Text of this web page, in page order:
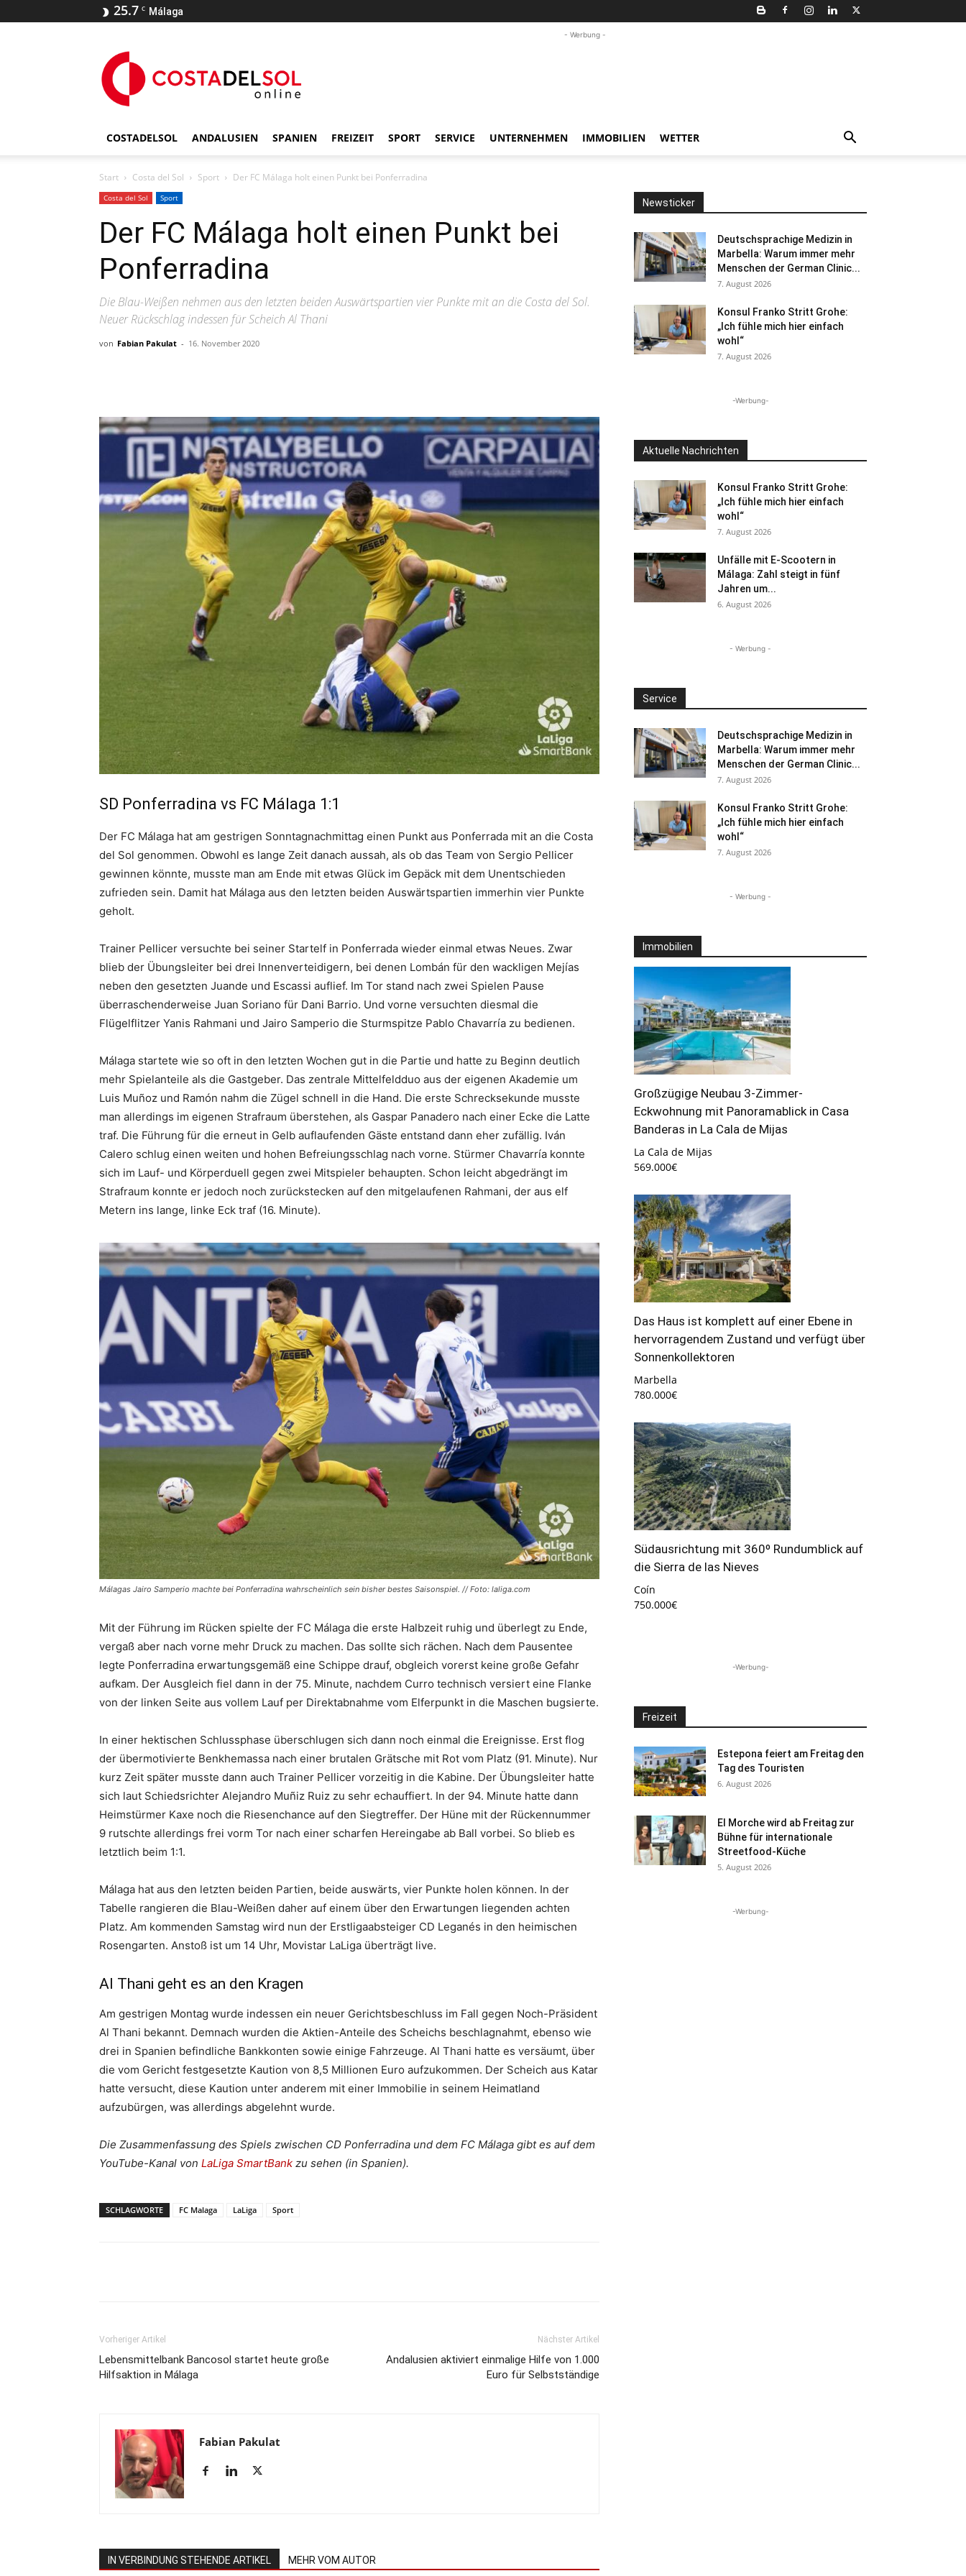
25.7 C Málaga
- Werbung -
COSTADELSOL ANDALUSIEN SPANIEN FREIZEIT SPORT SERVICE UNTERNEHMEN IMMOBILIEN WETTER
Start Costa del Sol Sport Der FC Málaga holt einen Punkt bei Ponferradina
Costa del Sol Sport
Der FC Málaga holt einen Punkt bei
Ponferradina
Die Blau-Weißen nehmen aus den letzten beiden Auswärtspartien vier Punkte mit an die Costa del Sol.
Neuer Rückschlag indessen für Scheich Al Thani
von Fabian Pakulat - 16. November 2020
SD Ponferradina vs FC Málaga 1:1
Der FC Málaga hat am gestrigen Sonntagnachmittag einen Punkt aus Ponferrada mit an die Costa
del Sol genommen. Obwohl es lange Zeit danach aussah, als ob das Team von Sergio Pellicer
gewinnen könnte, musste man am Ende mit etwas Glück im Gepäck mit dem Unentschieden
zufrieden sein. Damit hat Málaga aus den letzten beiden Auswärtspartien immerhin vier Punkte
geholt.
Trainer Pellicer versuchte bei seiner Startelf in Ponferrada wieder einmal etwas Neues. Zwar
blieb der Übungsleiter bei drei Innenverteidigern, bei denen Lombán für den wackligen Mejías
neben den gesetzten Juande und Escassi auflief. Im Tor stand nach zwei Spielen Pause
überraschenderweise Juan Soriano für Dani Barrio. Und vorne versuchten diesmal die
Flügelflitzer Yanis Rahmani und Jairo Samperio die Sturmspitze Pablo Chavarría zu bedienen.
Málaga startete wie so oft in den letzten Wochen gut in die Partie und hatte zu Beginn deutlich
mehr Spielanteile als die Gastgeber. Das zentrale Mittelfeldduo aus der eigenen Akademie um
Luis Muñoz und Ramón nahm die Zügel schnell in die Hand. Die erste Schrecksekunde musste
man allerdings im eigenen Strafraum überstehen, als Gaspar Panadero nach einer Ecke die Latte
traf. Die Führung für die erneut in Gelb auflaufenden Gäste entstand dann eher zufällig. Iván
Calero schlug einen weiten und hohen Befreiungsschlag nach vorne. Stürmer Chavarría konnte
sich im Lauf- und Körperduell gegen zwei Mitspieler behaupten. Schon leicht abgedrängt im
Strafraum konnte er jedoch noch zurückstecken auf den mitgelaufenen Rahmani, der aus elf
Metern ins lange, linke Eck traf (16. Minute).
Málagas Jairo Samperio machte bei Ponferradina wahrscheinlich sein bisher bestes Saisonspiel. // Foto: laliga.com
Mit der Führung im Rücken spielte der FC Málaga die erste Halbzeit ruhig und überlegt zu Ende,
vergaß aber nach vorne mehr Druck zu machen. Das sollte sich rächen. Nach dem Pausentee
legte Ponferradina erwartungsgemäß eine Schippe drauf, obgleich vorerst keine große Gefahr
aufkam. Der Ausgleich fiel dann in der 75. Minute, nachdem Curro technisch versiert eine Flanke
von der linken Seite aus vollem Lauf per Direktabnahme vom Elferpunkt in die Maschen bugsierte.
In einer hektischen Schlussphase überschlugen sich dann noch einmal die Ereignisse. Erst flog
der übermotivierte Benkhemassa nach einer brutalen Grätsche mit Rot vom Platz (91. Minute). Nur
kurz Zeit später musste dann auch Trainer Pellicer vorzeitig in die Kabine. Der Übungsleiter hatte
sich laut Schiedsrichter Alejandro Muñiz Ruiz zu sehr echauffiert. In der 94. Minute hatte dann
Heimstürmer Kaxe noch die Riesenchance auf den Siegtreffer. Der Hüne mit der Rückennummer
9 rutschte allerdings frei vorm Tor nach einer scharfen Hereingabe ab Ball vorbei. So blieb es
letztlich beim 1:1.
Málaga hat aus den letzten beiden Partien, beide auswärts, vier Punkte holen können. In der
Tabelle rangieren die Blau-Weißen daher auf einem über den Erwartungen liegenden achten
Platz. Am kommenden Samstag wird nun der Erstligaabsteiger CD Leganés in den heimischen
Rosengarten. Anstoß ist um 14 Uhr, Movistar LaLiga überträgt live.
Al Thani geht es an den Kragen
Am gestrigen Montag wurde indessen ein neuer Gerichtsbeschluss im Fall gegen Noch-Präsident
Al Thani bekannt. Demnach wurden die Aktien-Anteile des Scheichs beschlagnahmt, ebenso wie
drei in Spanien befindliche Bankkonten sowie einige Fahrzeuge. Al Thani hatte es versäumt, über
die vom Gericht festgesetzte Kaution von 8,5 Millionen Euro aufzukommen. Der Scheich aus Katar
hatte versucht, diese Kaution unter anderem mit einer Immobilie in seinem Heimatland
aufzubürgen, was allerdings abgelehnt wurde.
Die Zusammenfassung des Spiels zwischen CD Ponferradina und dem FC Málaga gibt es auf dem
YouTube-Kanal von LaLiga SmartBank zu sehen (in Spanien).
SCHLAGWORTE FC Malaga LaLiga Sport
Vorheriger Artikel
Lebensmittelbank Bancosol startet heute große
Hilfsaktion in Málaga
Nächster Artikel
Andalusien aktiviert einmalige Hilfe von 1.000
Euro für Selbstständige
Fabian Pakulat
IN VERBINDUNG STEHENDE ARTIKEL MEHR VOM AUTOR
Newsticker
Deutschsprachige Medizin in
Marbella: Warum immer mehr
Menschen der German Clinic...
7. August 2026
Konsul Franko Stritt Grohe:
„Ich fühle mich hier einfach
wohl“
7. August 2026
-Werbung-
Aktuelle Nachrichten
Konsul Franko Stritt Grohe:
„Ich fühle mich hier einfach
wohl“
7. August 2026
Unfälle mit E-Scootern in
Málaga: Zahl steigt in fünf
Jahren um...
6. August 2026
- Werbung -
Service
Deutschsprachige Medizin in
Marbella: Warum immer mehr
Menschen der German Clinic...
7. August 2026
Konsul Franko Stritt Grohe:
„Ich fühle mich hier einfach
wohl“
7. August 2026
- Werbung -
Immobilien
Großzügige Neubau 3-Zimmer-
Eckwohnung mit Panoramablick in Casa
Banderas in La Cala de Mijas
La Cala de Mijas
569.000€
Das Haus ist komplett auf einer Ebene in
hervorragendem Zustand und verfügt über
Sonnenkollektoren
Marbella
780.000€
Südausrichtung mit 360º Rundumblick auf
die Sierra de las Nieves
Coín
750.000€
-Werbung-
Freizeit
Estepona feiert am Freitag den
Tag des Touristen
6. August 2026
El Morche wird ab Freitag zur
Bühne für internationale
Streetfood-Küche
5. August 2026
-Werbung-